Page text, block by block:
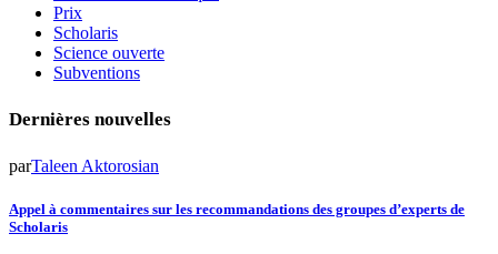
Prix
Scholaris
Science ouverte
Subventions
Dernières nouvelles
parTaleen Aktorosian
Appel à commentaires sur les recommandations des groupes d’experts de
Scholaris